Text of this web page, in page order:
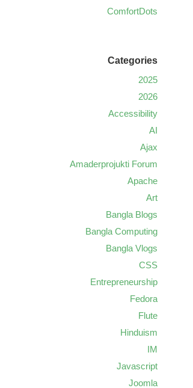
ComfortDots
Categories
2025
2026
Accessibility
AI
Ajax
Amaderprojukti Forum
Apache
Art
Bangla Blogs
Bangla Computing
Bangla Vlogs
CSS
Entrepreneurship
Fedora
Flute
Hinduism
IM
Javascript
Joomla